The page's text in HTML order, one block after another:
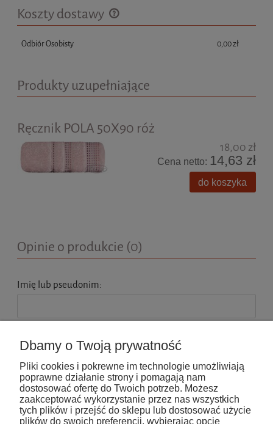
Koszty dostawy
Cena nie zawiera ewentualnych kosztów płatności
Odbiór Osobisty 0,00 zł
Produkty uzupełniające
Ręcznik POLA 50X90 róż
18,00 zł
Cena netto: 14,63 zł
do koszyka
Opinie o produkcie (0)
Imię lub pseudonim:
wyślij
Dbamy o Twoją prywatność
Pliki cookies i pokrewne im technologie umożliwiają
poprawne działanie strony i pomagają nam
dostosować ofertę do Twoich potrzeb. Możesz
zaakceptować wykorzystanie przez nas wszystkich
tych plików i przejść do sklepu lub dostosować użycie
plików do swoich preferencji, wybierając opcję